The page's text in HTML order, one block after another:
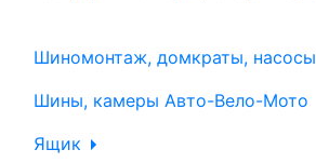
Шиномонтаж, домкраты, насосы
Шины, камеры Авто-Вело-Мото
Ящик